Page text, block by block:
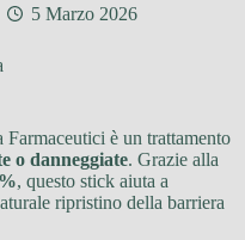
5 Marzo 2026
Farmaceutici è un trattamento
o danneggiate. Grazie alla
, questo stick aiuta a
ripristino della barriera